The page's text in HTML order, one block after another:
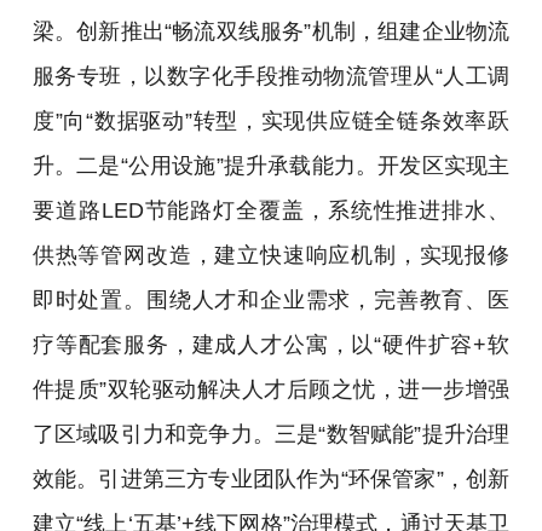
梁。创新推出“畅流双线服务”机制，组建企业物流
服务专班，以数字化手段推动物流管理从“人工调
度”向“数据驱动”转型，实现供应链全链条效率跃
升。二是“公用设施”提升承载能力。开发区实现主
要道路LED节能路灯全覆盖，系统性推进排水、
供热等管网改造，建立快速响应机制，实现报修
即时处置。围绕人才和企业需求，完善教育、医
疗等配套服务，建成人才公寓，以“硬件扩容+软
件提质”双轮驱动解决人才后顾之忧，进一步增强
了区域吸引力和竞争力。三是“数智赋能”提升治理
效能。引进第三方专业团队作为“环保管家”，创新
建立“线上‘五基’+线下网格”治理模式，通过天基卫